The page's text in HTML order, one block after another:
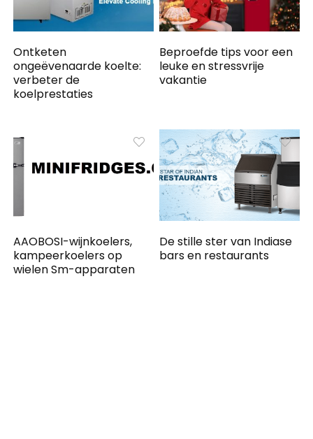
Ontketen
ongeëvenaarde koelte:
verbeter de
koelprestaties
Beproefde tips voor een
leuke en stressvrije
vakantie
AAOBOSI-wijnkoelers,
kampeerkoelers op
wielen Sm-apparaten
De stille ster van Indiase
bars en restaurants